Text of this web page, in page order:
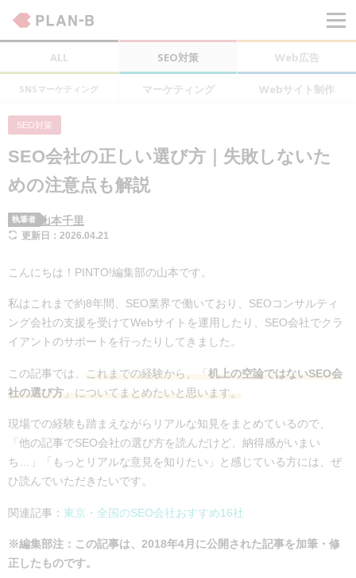
ALL SEO対策 Web広告
SNSマーケティング マーケティング Webサイト制作
SEO対策
SEO会社の正しい選び方｜失敗しないた
めの注意点も解説
執筆者 山本千里
更新日：2026.04.21
こんにちは！PINTO!編集部の山本です。
私はこれまで約8年間、SEO業界で働いており、SEOコンサルティ
ング会社の支援を受けてWebサイトを運用したり、SEO会社でクラ
イアントのサポートを行ったりしてきました。
この記事では、 これまでの経験から、「 机上の空論ではないSEO会
社の選び方 」についてまとめたいと思います。
現場での経験も踏まえながらリアルな知見をまとめているので、
「他の記事でSEO会社の選び方を読んだけど、納得感がいまい
ち…」「もっとリアルな意見を知りたい」と感じている方には、ぜ
ひ読んでいただきたいです。
関連記事： 東京・全国のSEO会社おすすめ16社
※編集部注：この記事は、2018年4月に公開された記事を加筆・修
正したものです。